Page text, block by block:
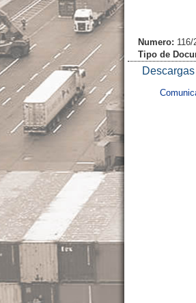
Numero: 116/
Tipo de
Descargas